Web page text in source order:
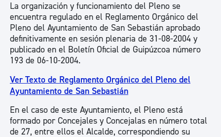
La organización y funcionamiento del Pleno se
encuentra regulado en el Reglamento Orgánico del
Pleno del Ayuntamiento de San Sebastián aprobado
definitivamente en sesión plenaria de 31-08-2004 y
publicado en el Boletín Oficial de Guipúzcoa número
193 de 06-10-2004.
Ver Texto de Reglamento Orgánico del Pleno del
Ayuntamiento de San Sebastián
En el caso de este Ayuntamiento, el Pleno está
formado por Concejales y Concejalas en número total
de 27, entre ellos el Alcalde, correspondiendo su